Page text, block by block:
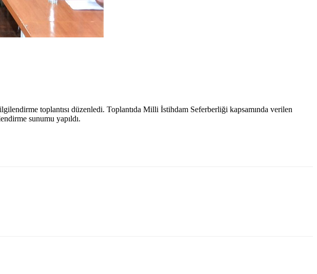
toplantısı düzenledi. Toplantıda Milli İstihdam Seferberliği kapsamında verilen
sunumu yapıldı.